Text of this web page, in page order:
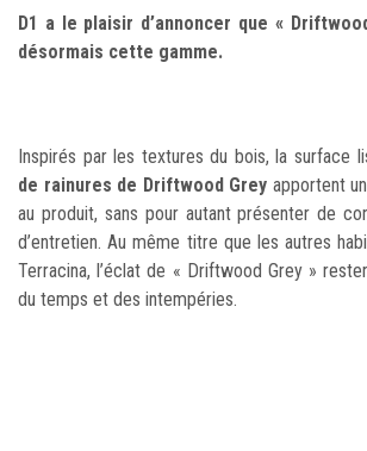
D1 a le plaisir d’annoncer que «
désormais cette gamme.
Inspirés par les textures du bois, la surface
de rainures de Driftwood Grey apportent
au produit, sans pour autant présenter de
d’entretien. Au même titre que les autres
Terracina, l’éclat de « Driftwood Grey »
du temps et des intempéries.